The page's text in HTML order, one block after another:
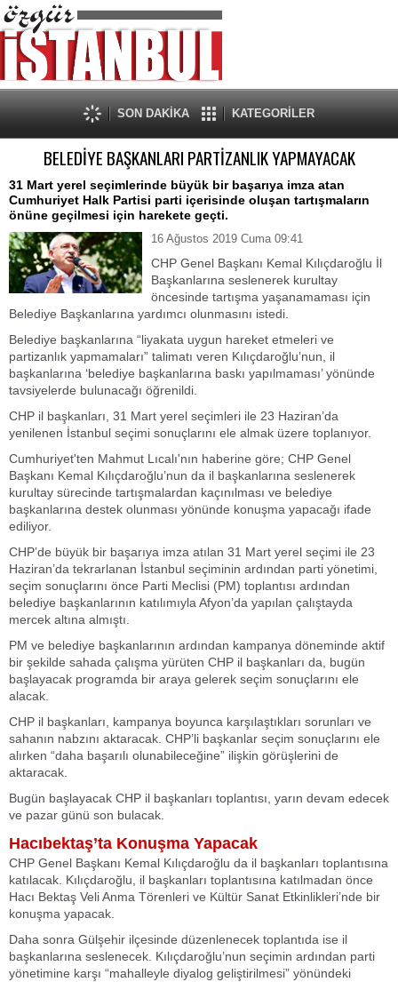
SON DAKİKA KATEGORİLER
BELEDİYE BAŞKANLARI PARTİZANLIK YAPMAYACAK
31 Mart yerel seçimlerinde büyük bir başarıya imza atan
Cumhuriyet Halk Partisi parti içerisinde oluşan tartışmaların
önüne geçilmesi için harekete geçti.
16 Ağustos 2019 Cuma 09:41
CHP Genel Başkanı Kemal Kılıçdaroğlu İl
Başkanlarına seslenerek kurultay
öncesinde tartışma yaşanamaması için
Belediye Başkanlarına yardımcı olunmasını istedi.
Belediye başkanlarına “liyakata uygun hareket etmeleri ve
partizanlık yapmamaları” talimatı veren Kılıçdaroğlu’nun, il
başkanlarına ‘belediye başkanlarına baskı yapılmaması’ yönünde
tavsiyelerde bulunacağı öğrenildi.
CHP il başkanları, 31 Mart yerel seçimleri ile 23 Haziran’da
yenilenen İstanbul seçimi sonuçlarını ele almak üzere toplanıyor.
Cumhuriyet'ten Mahmut Lıcalı'nın haberine göre; CHP Genel
Başkanı Kemal Kılıçdaroğlu’nun da il başkanlarına seslenerek
kurultay sürecinde tartışmalardan kaçınılması ve belediye
başkanlarına destek olunması yönünde konuşma yapacağı ifade
ediliyor.
CHP’de büyük bir başarıya imza atılan 31 Mart yerel seçimi ile 23
Haziran’da tekrarlanan İstanbul seçiminin ardından parti yönetimi,
seçim sonuçlarını önce Parti Meclisi (PM) toplantısı ardından
belediye başkanlarının katılımıyla Afyon’da yapılan çalıştayda
mercek altına almıştı.
PM ve belediye başkanlarının ardından kampanya döneminde aktif
bir şekilde sahada çalışma yürüten CHP il başkanları da, bugün
başlayacak programda bir araya gelerek seçim sonuçlarını ele
alacak.
CHP il başkanları, kampanya boyunca karşılaştıkları sorunları ve
sahanın nabzını aktaracak. CHP’li başkanlar seçim sonuçlarını ele
alırken “daha başarılı olunabileceğine” ilişkin görüşlerini de
aktaracak.
Bugün başlayacak CHP il başkanları toplantısı, yarın devam edecek
ve pazar günü son bulacak.
Hacıbektaş’ta Konuşma Yapacak
CHP Genel Başkanı Kemal Kılıçdaroğlu da il başkanları toplantısına
katılacak. Kılıçdaroğlu, il başkanları toplantısına katılmadan önce
Hacı Bektaş Veli Anma Törenleri ve Kültür Sanat Etkinlikleri’nde bir
konuşma yapacak.
Daha sonra Gülşehir ilçesinde düzenlenecek toplantıda ise il
başkanlarına seslenecek. Kılıçdaroğlu’nun seçimin ardından parti
yönetimine karşı “mahalleyle diyalog geliştirilmesi” yönündeki